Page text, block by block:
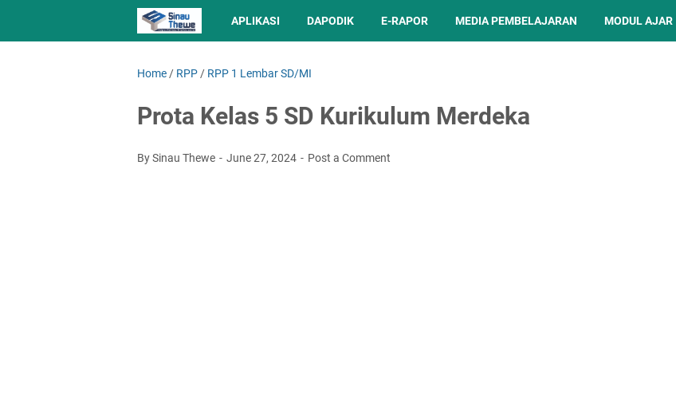
APLIKASI DAPODIK E-RAPOR MEDIA PEMBELAJARAN MODUL AJAR
Home / RPP / RPP 1 Lembar SD/MI
Prota Kelas 5 SD Kurikulum Merdeka
By Sinau Thewe June 27, 2024 Post a Comment